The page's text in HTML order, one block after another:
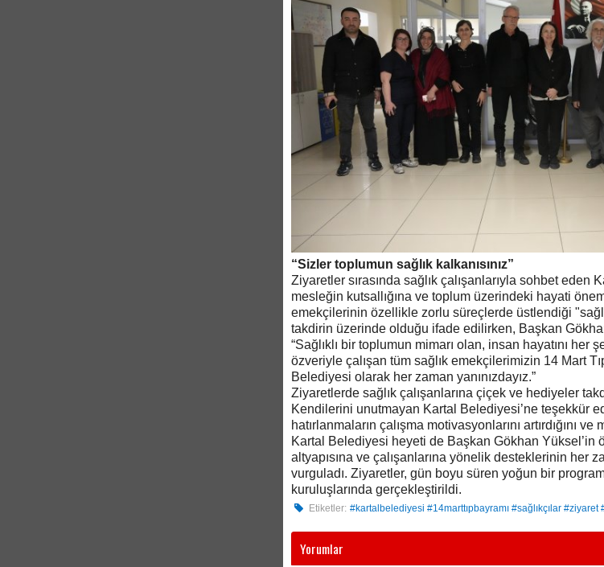
“Sizler toplumun sağlık kalkanısınız”
Ziyaretler sırasında sağlık çalışanlarıyla sohbet eden
mesleğin kutsallığına ve toplum üzerindeki hayati
emekçilerinin özellikle zorlu süreçlerde üstlendiği
takdirin üzerinde olduğu ifade edilirken, Başkan
“Sağlıklı bir toplumun mimarı olan, insan hayatını her
özveriyle çalışan tüm sağlık emekçilerimizin 14 Mart
Belediyesi olarak her zaman yanınızdayız.”
Ziyaretlerde sağlık çalışanlarına çiçek ve hediyeler
Kendilerini unutmayan Kartal Belediyesi’ne teşekkür
hatırlanmaların çalışma motivasyonlarını artırdığını
Kartal Belediyesi heyeti de Başkan Gökhan Yüksel’in
altyapısına ve çalışanlarına yönelik desteklerinin her
vurguladı. Ziyaretler, gün boyu süren yoğun bir
kuruluşlarında gerçekleştirildi.
Etiketler: #kartalbelediyesi #14marttıpbayramı #sağlıkçılar #ziyaret
Yorumlar